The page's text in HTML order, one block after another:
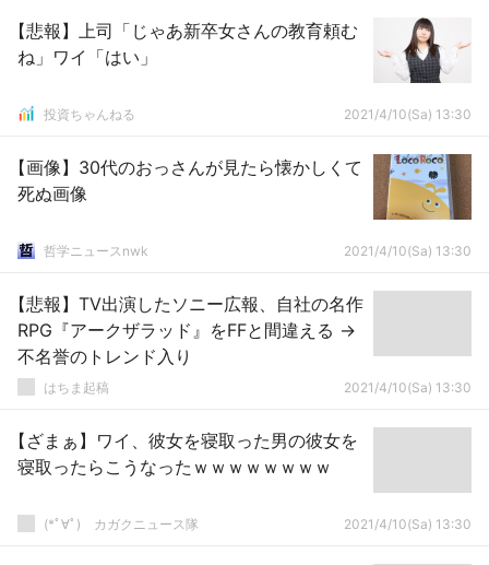
【悲報】上司「じゃあ新卒女さんの教育頼む
ね」ワイ「はい」
投資ちゃんねる 2021/4/10(Sa) 13:30
【画像】30代のおっさんが見たら懐かしくて
死ぬ画像
哲学ニュースnwk 2021/4/10(Sa) 13:30
【悲報】TV出演したソニー広報、自社の名作
RPG『アークザラッド』をFFと間違える →
不名誉のトレンド入り
はちま起稿 2021/4/10(Sa) 13:30
【ざまぁ】ワイ、彼女を寝取った男の彼女を
寝取ったらこうなったｗｗｗｗｗｗｗｗ
(*ﾟ∀ﾟ)ゞカガクニュース隊 2021/4/10(Sa) 13:30